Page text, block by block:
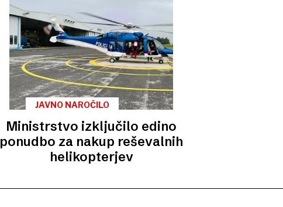
JAVNO NAROČILO
Ministrstvo izključilo edino
ponudbo za nakup reševalnih
helikopterjev